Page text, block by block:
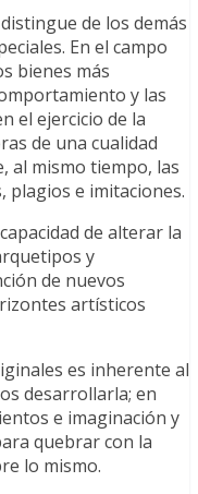
de los demás
En el campo
bienes más
y las
el ejercicio de la
de una cualidad
al mismo tiempo, las
plagios e imitaciones.
de alterar la
y
de nuevos
artísticos
es inherente al
desarrollarla; en
e imaginación y
quebrar con la
lo mismo.